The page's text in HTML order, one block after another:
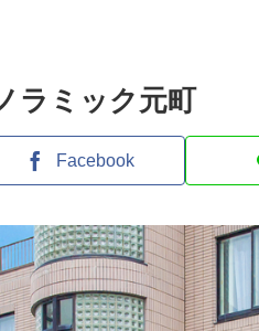
ラミック元町
Facebook